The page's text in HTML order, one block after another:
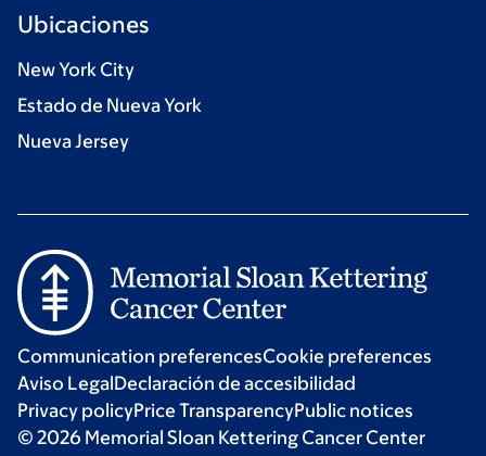
Ubicaciones
New York City
Estado de Nueva York
Nueva Jersey
Communication preferencesCookie preferences
Aviso LegalDeclaración de accesibilidad
Privacy policyPrice TransparencyPublic notices
© 2026 Memorial Sloan Kettering Cancer Center